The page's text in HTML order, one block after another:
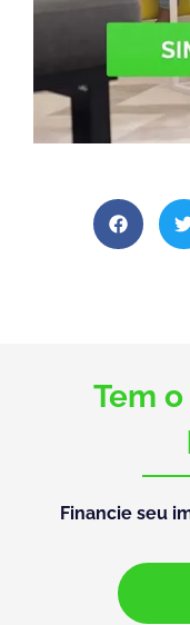
Tem
Financie seu